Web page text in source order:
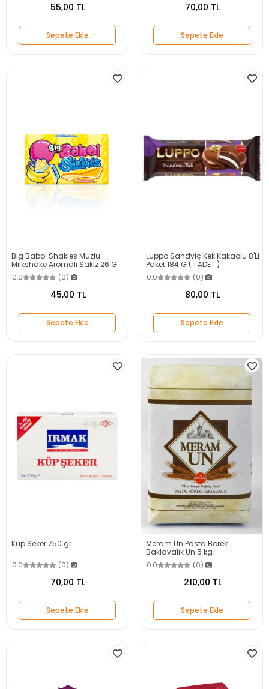
55,00 TL
Sepete Ekle
70,00 TL
Sepete Ekle
Big Babol Shakies Muzlu
Milkshake Aromalı Sakız 26 G
0.0 (0)
45,00 TL
Sepete Ekle
Luppo Sandviç Kek Kakaolu 8'Li
Paket 184 G ( 1 ADET )
0.0 (0)
80,00 TL
Sepete Ekle
Küp Seker 750 gr
0.0 (0)
70,00 TL
Sepete Ekle
Meram Un Pasta Börek
Baklavalık Un 5 kg
0.0 (0)
210,00 TL
Sepete Ekle